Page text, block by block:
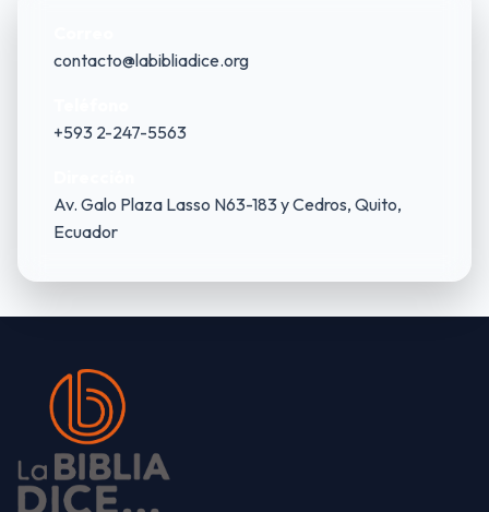
contacto@labibliadice.org
+593 2-247-5563
Av. Galo Plaza Lasso N63-183 y Cedros, Quito,
Ecuador